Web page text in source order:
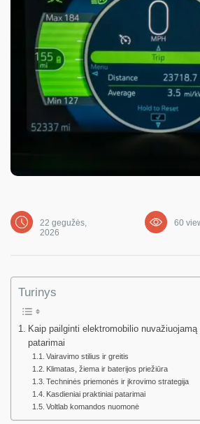
22 gegužės,
2026
60
Turinys
Kaip pailginti elektromobilio
patarimai
Vairavimo stilius ir greitis
Klimatas, žiema ir baterijos priežiūra
Techninės priemonės ir įkrovimo strategija
Kasdieniai praktiniai patarimai
Voltlab komandos nuomonė